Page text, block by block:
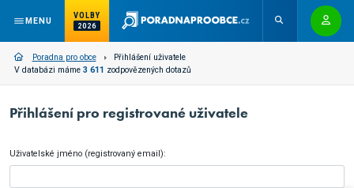
MENU
VOLBY
2026
Poradna pro obce
Přihlášení uživatele
V databázi máme 3 611 zodpovězených dotazů
Přihlášení pro registrované uživatele
Uživatelské jméno (registrovaný email):